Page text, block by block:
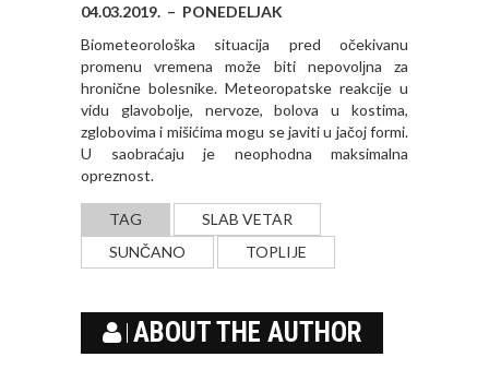
04.03.2019. – PONEDELJAK
Biometeorološka situacija pred očekivanu
promenu vremena može biti nepovolјna za
hronične bolesnike. Meteoropatske reakcije u
vidu glavobolјe, nervoze, bolova u kostima,
zglobovima i mišićima mogu se javiti u jačoj formi.
U saobraćaju je neophodna maksimalna
opreznost.
TAG
SLAB VETAR
SUNČANO
TOPLIJE
ABOUT THE AUTHOR